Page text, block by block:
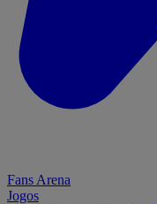
Fans Arena
Jogos